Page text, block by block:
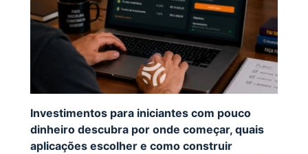
Investimentos para iniciantes com pouco
dinheiro descubra por onde começar, quais
aplicações escolher e como construir